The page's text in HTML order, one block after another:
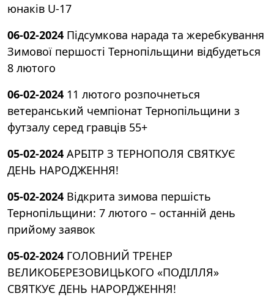
юнаків U-17
06-02-2024 Підсумкова нарада та жеребкування
Зимової першості Тернопільщини відбудеться
8 лютого
06-02-2024 11 лютого розпочнеться
ветеранський чемпіонат Тернопільщини з
футзалу серед гравців 55+
05-02-2024 АРБІТР З ТЕРНОПОЛЯ СВЯТКУЄ
ДЕНЬ НАРОДЖЕННЯ!
05-02-2024 Відкрита зимова першість
Тернопільщини: 7 лютого – останній день
прийому заявок
05-02-2024 ГОЛОВНИЙ ТРЕНЕР
ВЕЛИКОБЕРЕЗОВИЦЬКОГО «ПОДІЛЛЯ»
СВЯТКУЄ ДЕНЬ НАРОРДЖЕННЯ!